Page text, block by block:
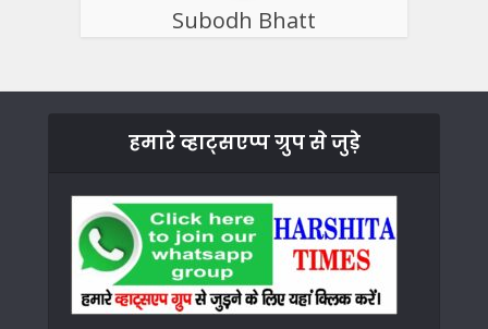
Subodh Bhatt
हमारे व्हाट्सएप्प ग्रुप से जुड़े